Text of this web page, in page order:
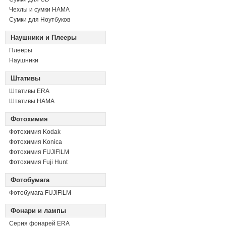
Чехлы и сумки HAMA
Сумки для Ноутбуков
Наушники и Плееры
Плееры
Наушники
Штативы
Штативы ERA
Штативы HAMA
Фотохимия
Фотохимия Kodak
Фотохимия Konica
Фотохимия FUJIFILM
Фотохимия Fuji Hunt
Фотобумага
Фотобумага FUJIFILM
Фонари и лампы
Серия фонарей ERA